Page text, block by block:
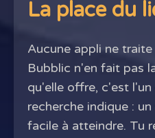
La place du
Aucune appli ne
Bubblic n'en fait pas
qu'elle offre, c'est l'un
recherche indique :
facile à atteindre. Tu